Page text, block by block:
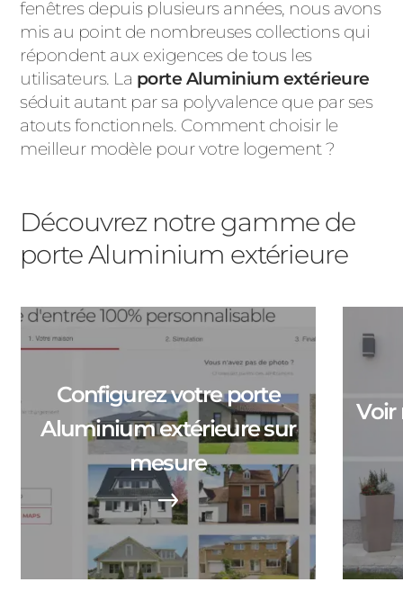
fenêtres depuis plusieurs années, nous avons
mis au point de nombreuses collections qui
répondent aux exigences de tous les
utilisateurs. La porte Aluminium extérieure
séduit autant par sa polyvalence que par ses
atouts fonctionnels. Comment choisir le
meilleur modèle pour votre logement ?
Découvrez notre gamme de
porte Aluminium extérieure
Configurez votre porte
Aluminium extérieure sur
mesure
Voir
PVC
ACIER
PORTAILS ET PORTILLONS
CARPORTS
CLÔTURES